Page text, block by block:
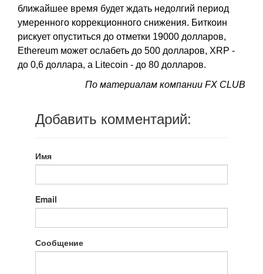
ближайшее время будет ждать недолгий период
умеренного коррекционного снижения. Биткоин
рискует опуститься до отметки 19000 долларов,
Ethereum может ослабеть до 500 долларов, XRP -
до 0,6 доллара, а Litecoin - до 80 долларов.
По материалам компании FX CLUB
Добавить комментарий:
Имя
Email
Сообщение